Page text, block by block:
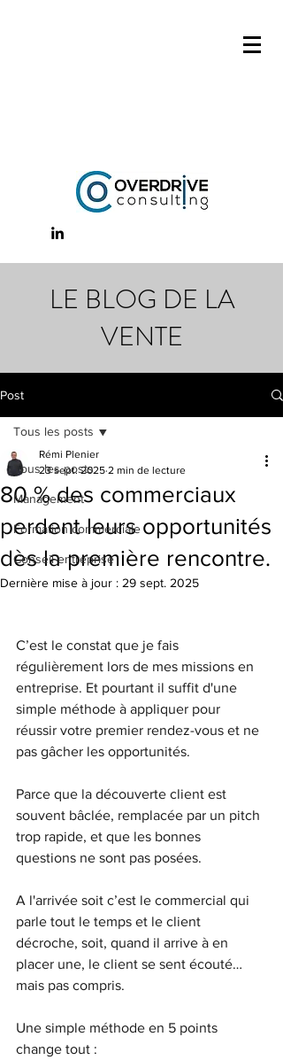
LE BLOG DE LA
VENTE
Post
Tous les posts
Management
Formation commerciale
Conseil entreprise
Tous les posts
80 % des commerciaux
perdent leurs opportunités
dès la première rencontre.
Rémi Plenier
23 sept. 2025 2 min de lecture
Dernière mise à jour : 29 sept. 2025
C’est le constat que je fais
régulièrement lors de mes missions en
entreprise. Et pourtant il suffit d'une
simple méthode à appliquer pour
réussir votre premier rendez-vous et ne
pas gâcher les opportunités.
Parce que la découverte client est
souvent bâclée, remplacée par un pitch
trop rapide, et que les bonnes
questions ne sont pas posées.
A l'arrivée soit c’est le commercial qui
parle tout le temps et le client
décroche, soit, quand il arrive à en
placer une, le client se sent écouté…
mais pas compris.
Une simple méthode en 5 points
change tout :